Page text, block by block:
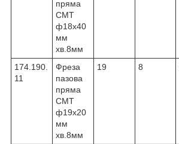
пряма
CMT
ф18х40
мм
хв.8мм
174.190.
11
Фреза
пазова
пряма
CMT
ф19х20
мм
хв.8мм
19 8